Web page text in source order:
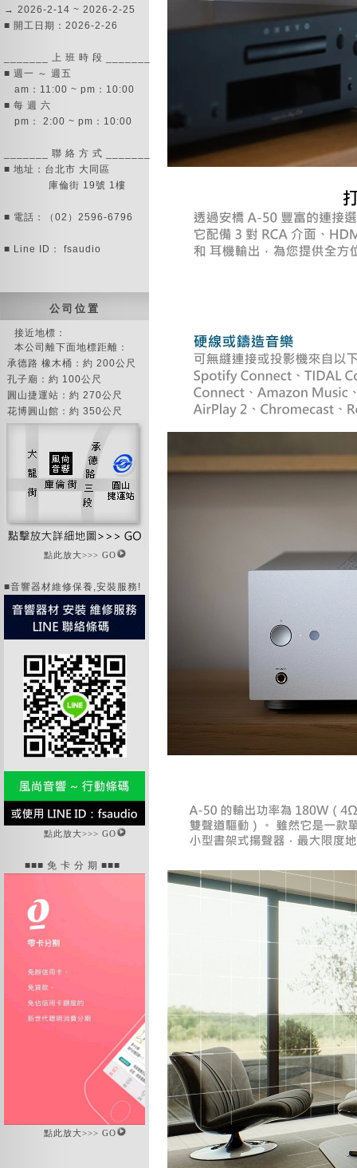
→ 2026-2-14 ~ 2026-2-25
■ 開工日期：2026-2-26
_______ 上 班 時 段 _______
■ 週一 ～ 週五
am：11:00 ~ pm：10:00
■ 每 週 六
pm： 2:00 ~ pm：10:00
_______ 聯 絡 方 式 _______
■ 地址：台北市 大同區
庫倫街 19號 1樓
■ 電話：（02）2596-6796
■ Line ID： fsaudio
公 司 位 置
接近地標：
本公司離下面地標距離：
承德路 橡木桶：約 200公尺
孔子廟：約 100公尺
圓山捷運站：約 270公尺
花博圓山館：約 350公尺
點此放大>>> GO
■音響器材維修保養,安裝服務!
點此放大>>> GO
■■■ 免 卡 分 期 ■■■
點此放大>>> GO